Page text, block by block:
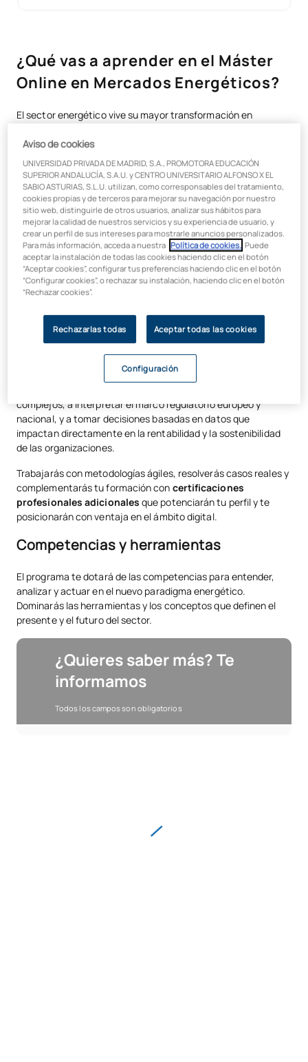
¿Qué vas a aprender en el Máster
Online en Mercados Energéticos?
El sector energético vive su mayor transformación en
la irrupción de nuevas tecnologías y la exigencia de
sostenibilidad están redefiniendo por completo las reglas del
juego. EsteMáster Universitario Online en Mercados
Energéticos y Sostenibilidadte prepara no solo para
entender este nuevo paradigma, sino para liderarlo.
Lidera la transformación del sector
energético con una visión integral y
estratégica
permanente actualización, adquirirás unavisión 360° del
sistema energético: desde el funcionamiento profundo de
los mercados mayoristas y la gestión de riesgos, hasta el
modelos innovadores como las comunidades energéticas o la
complejos, a interpretar el marco regulatorio europeo y
nacional, y a tomar decisiones basadas en datos que
impactan directamente en la rentabilidad y la sostenibilidad
de las organizaciones.
Trabajarás con metodologías ágiles, resolverás casos reales y
complementarás tu formación con certificaciones
profesionales adicionales que potenciarán tu perfil y te
posicionarán con ventaja en el ámbito digital.
Competencias y herramientas
El programa te dotará de las competencias para entender,
analizar y actuar en el nuevo paradigma energético.
Dominarás las herramientas y los conceptos que definen el
presente y el futuro del sector.
¿Quieres saber más? Te
informamos
Todos los campos son obligatorios
Aviso de cookies
UNIVERSIDAD PRIVADA DE MADRID, S.A., PROMOTORA EDUCACIÓN
SUPERIOR ANDALUCÍA, S.A.U. y CENTRO UNIVERSITARIO ALFONSO X EL
SABIO ASTURIAS, S.L.U. utilizan, como corresponsables del tratamiento,
cookies propias y de terceros para mejorar su navegación por nuestro
sitio web, distinguirle de otros usuarios, analizar sus hábitos para
mejorar la calidad de nuestros servicios y su experiencia de usuario, y
crear un perfil de sus intereses para mostrarle anuncios personalizados.
Para más información, acceda a nuestra Política de cookies. . Puede
aceptar la instalación de todas las cookies haciendo clic en el botón
“Aceptar cookies”, configurar tus preferencias haciendo clic en el botón
“Configurar cookies”, o rechazar su instalación, haciendo clic en el botón
“Rechazar cookies”.
Rechazarlas todas Aceptar todas las cookies
Configuración